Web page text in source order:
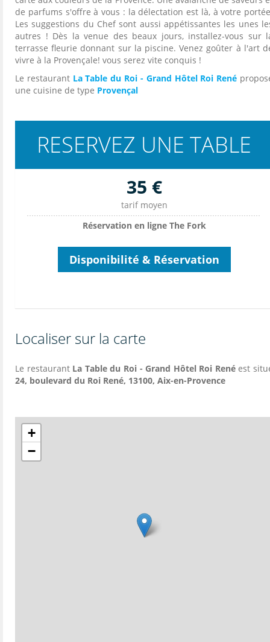
de parfums s'offre à vous : la délectation est là, à votre
Les suggestions du Chef sont aussi appétissantes les unes
autres ! Dès la venue des beaux jours, installez-vous sur
terrasse fleurie donnant sur la piscine. Venez goûter à l'art
vivre à la Provençale! vous serez vite conquis !
Le restaurant La Table du Roi - Grand Hôtel Roi René
une cuisine de type Provençal
RESERVEZ UNE TABLE
35 €
tarif moyen
Réservation en ligne The Fork
Disponibilité & Réservation
Localiser sur la carte
Le restaurant La Table du Roi - Grand Hôtel Roi Renéest
24, boulevard du Roi René, 13100, Aix-en-Provence
+
−